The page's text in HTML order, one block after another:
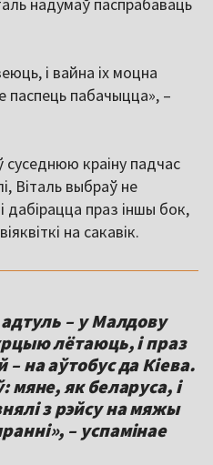
надумаў паспрабаваць
і вайна іх моцна
паспець пабачыцца», –
суседнюю краіну падчас
Віталь выбраў не
дабірацца праз іншы бок,
на сакавік.
– у Малдову
лётаюць, і праз
на аўтобус да Кіева.
мяне, як беларуса, і
з рэйсу на мяжы
– успамінае